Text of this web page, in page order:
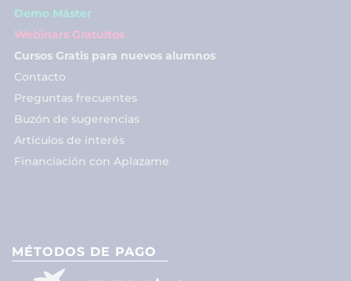
Demo Máster
Webinars Gratuitos
Cursos Gratis para nuevos alumnos
Contacto
Preguntas frecuentes
Buzón de sugerencias
Artículos de interés
Financiación con Aplazame
MÉTODOS DE PAGO